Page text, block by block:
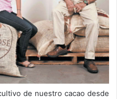
de nuestro cacao desde